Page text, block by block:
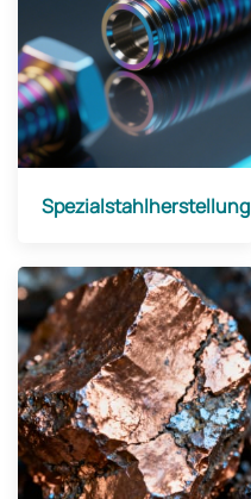
Spezialstahlherstellung